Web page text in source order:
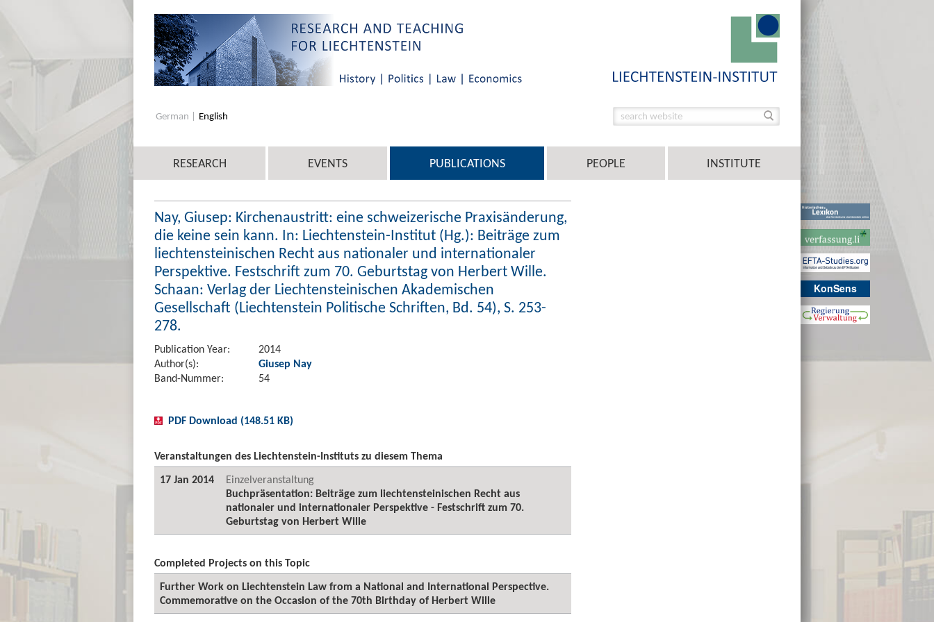
KonSens
German English
RESEARCH EVENTS PUBLICATIONS PEOPLE INSTITUTE
Nay, Giusep: Kirchenaustritt: eine schweizerische Praxisänderung,
die keine sein kann. In: Liechtenstein-Institut (Hg.): Beiträge zum
liechtensteinischen Recht aus nationaler und internationaler
Perspektive. Festschrift zum 70. Geburtstag von Herbert Wille.
Schaan: Verlag der Liechtensteinischen Akademischen
Gesellschaft (Liechtenstein Politische Schriften, Bd. 54), S. 253-
278.
Publication Year:
2014
Author(s):
Giusep Nay
Band-Nummer:
54
PDF Download (148.51 KB)
Veranstaltungen des Liechtenstein-Instituts zu diesem Thema
17 Jan 2014
Einzelveranstaltung
Buchpräsentation: Beiträge zum liechtensteinischen Recht aus
nationaler und internationaler Perspektive - Festschrift zum 70.
Geburtstag von Herbert Wille
Completed Projects on this Topic
Further Work on Liechtenstein Law from a National and International Perspective.
Commemorative on the Occasion of the 70th Birthday of Herbert Wille